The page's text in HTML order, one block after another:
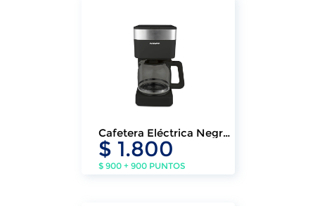
Cafetera Eléctrica Negra
Daewoo
$ 1.800
$ 900 + 900 PUNTOS